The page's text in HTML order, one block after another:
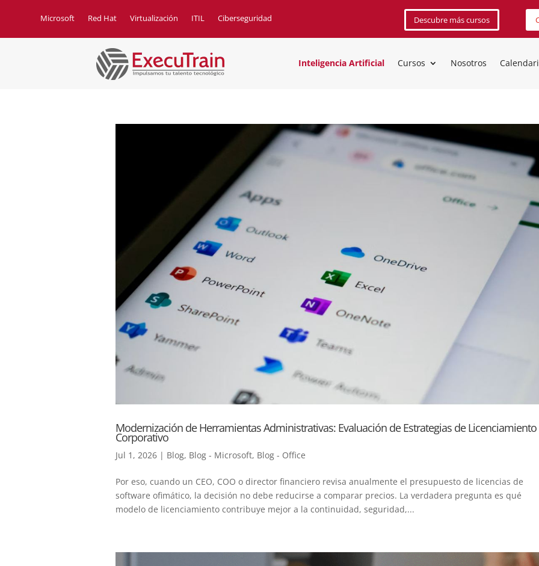
Microsoft Red Hat Virtualización ITIL Ciberseguridad Descubre más cursos
Inteligencia Artificial Cursos Nosotros
Modernización de Herramientas Administrativas: Evaluación de Estrategias de Licenciamiento
Corporativo
Jul 1, 2026 | Blog, Blog - Microsoft, Blog - Office
Por eso, cuando un CEO, COO o director financiero revisa anualmente el presupuesto de licencias de
software ofimático, la decisión no debe reducirse a comparar precios. La verdadera pregunta es qué
modelo de licenciamiento contribuye mejor a la continuidad, seguridad,...